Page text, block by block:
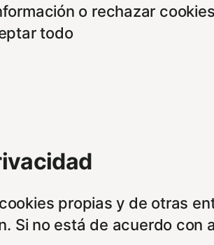
o rechazar
todo
propias y de otras
Si no está de acuerdo